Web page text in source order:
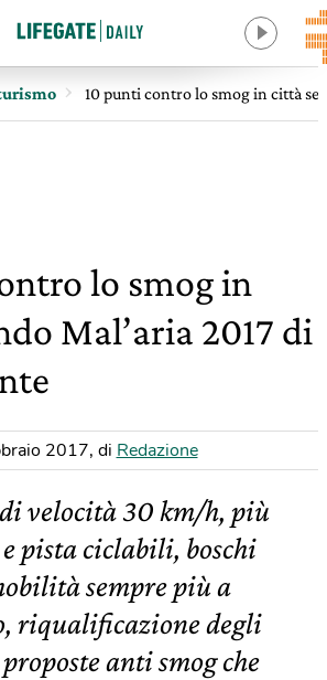
10 punti contro lo smog in città
lo smog in
Mal’aria 2017 di
2017, di Redazione
velocità 30 km/h, più
pista ciclabili, boschi
sempre più a
riqualificazione degli
anti smog che